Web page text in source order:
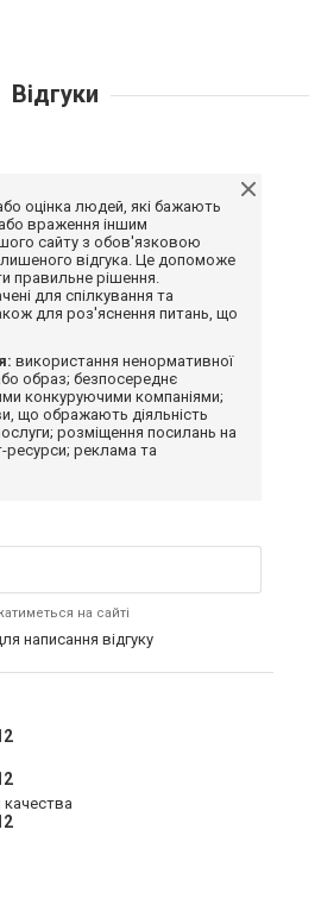
Відгуки
оцінка людей, які бажають
враження іншим
сайту з обов'язковою
відгука. Це допоможе
правильне рішення.
для спілкування та
для роз'яснення питань, що
використання ненормативної
образ; безпосереднє
конкуруючими компаніями;
що ображають діяльність
послуги; розміщення посилань на
ресурси; реклама та
на сайті
написання відгуку